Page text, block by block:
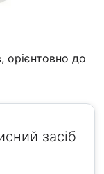
орієнтовно до
засіб